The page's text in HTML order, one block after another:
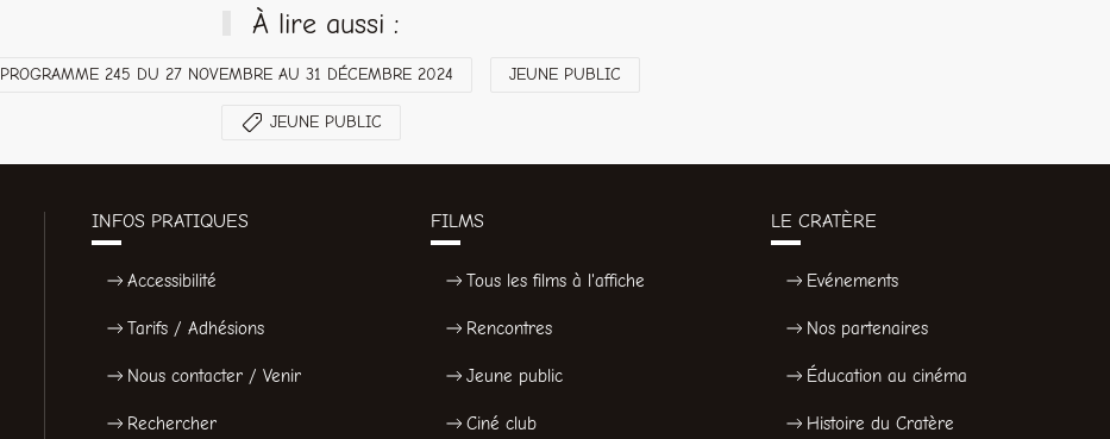
À lire aussi :
PROGRAMME 245 DU 27 NOVEMBRE AU 31 DÉCEMBRE 2024 JEUNE PUBLIC
JEUNE PUBLIC
INFOS PRATIQUES
Accessibilité
Tarifs / Adhésions
Nous contacter / Venir
Rechercher
FILMS
Tous les films à l'affiche
Rencontres
Jeune public
Ciné club
LE CRATÈRE
Evénements
Nos partenaires
Éducation au cinéma
Histoire du Cratère